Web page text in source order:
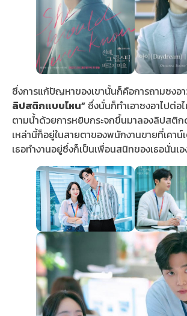
ซึ่งการแก้ปัญหาของเขานั้นก็คือการถามซงอา
ลิปสติกแบบไหน” ซึ่งนั่นก็ทำเอาซงอาไปต่อ
ตามน้ำด้วยการหยิบกระจกขึ้นมาลองลิปสติก
เหล่านี้ก็อยู่ในสายตาของพนักงานขายที่เคา
เธอทำงานอยู่ซึ่งก็เป็นเพื่อนสนิทของเธอนั่นเอ